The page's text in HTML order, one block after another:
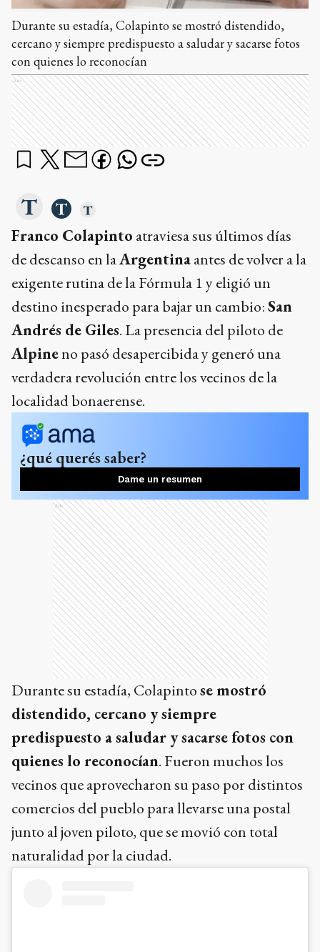
Durante su estadía, Colapinto se mostró distendido,
cercano y siempre predispuesto a saludar y sacarse fotos
con quienes lo reconocían
Ads
Franco Colapinto atraviesa sus últimos días
de descanso en laArgentinaantes de volver a la
exigente rutina de la Fórmula 1 y eligió un
destino inesperado para bajar un cambio:San
Andrés de Giles. La presencia del piloto de
Alpineno pasó desapercibida y generó una
verdadera revolución entre los vecinos de la
localidad bonaerense.
¿qué querés saber?
Dame un resumen
Ads
Durante su estadía, Colapintose mostró
distendido, cercano y siempre
predispuesto a saludar y sacarse fotos con
quienes lo reconocían. Fueron muchos los
vecinos que aprovecharon su paso por distintos
comercios del pueblo para llevarse una postal
junto al joven piloto, que se movió con total
naturalidad por la ciudad.